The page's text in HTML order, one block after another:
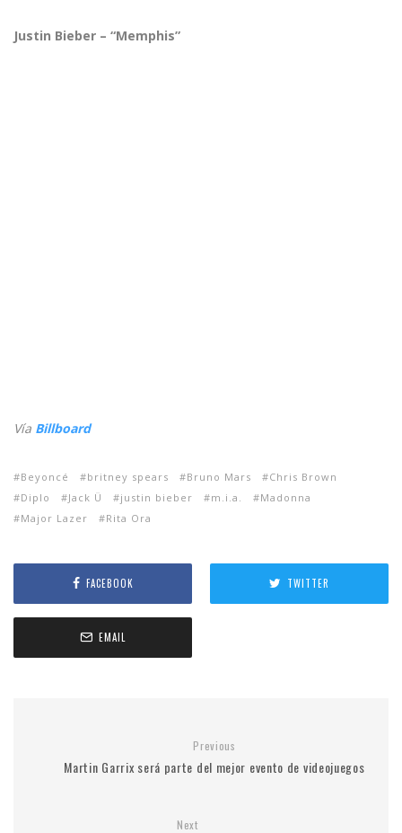
Justin Bieber – “Memphis”
Vía Billboard
Beyoncé britney spears Bruno Mars
Chris Brown
Diplo
Jack Ü justin bieber m.i.a.
Madonna
Major Lazer
Rita Ora
FACEBOOK TWITTER
EMAIL
Previous
Martin Garrix será parte del mejor evento de videojuegos
Next